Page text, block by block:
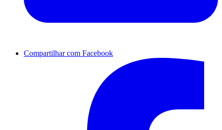
Compartilhar com Facebook